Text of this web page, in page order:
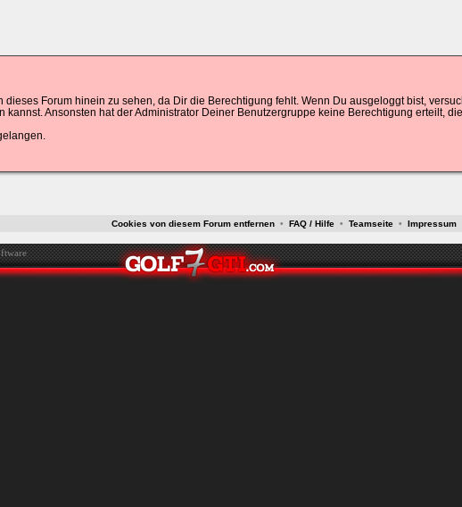
dieses Forum hinein zu sehen, da Dir die Berechtigung fehlt. Wenn Du ausgeloggt bist,
kannst. Ansonsten hat der Administrator Deiner Benutzergruppe keine Berechtigung erteilt,
Cookies von diesem Forum entfernen • FAQ / Hilfe • Teamseite • Impressum